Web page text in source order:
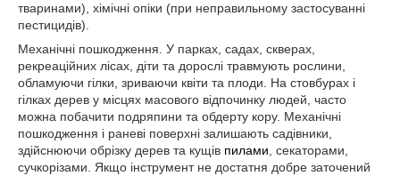
тваринами), хімічні опіки (при неправильному застосуванні
пестицидів).
Механічні пошкодження. У парках, садах, скверах,
рекреаційних лісах, діти та дорослі травмують рослини,
обламуючи гілки, зриваючи квіти та плоди. На стовбурах і
гілках дерев у місцях масового відпочинку людей, часто
можна побачити подряпини та обдерту кору. Механічні
пошкодження і раневі поверхні залишають садівники,
здійснюючи обрізку дерев та кущів пилами , секаторами,
сучкорізами. Якщо інструмент не достатня добре заточений